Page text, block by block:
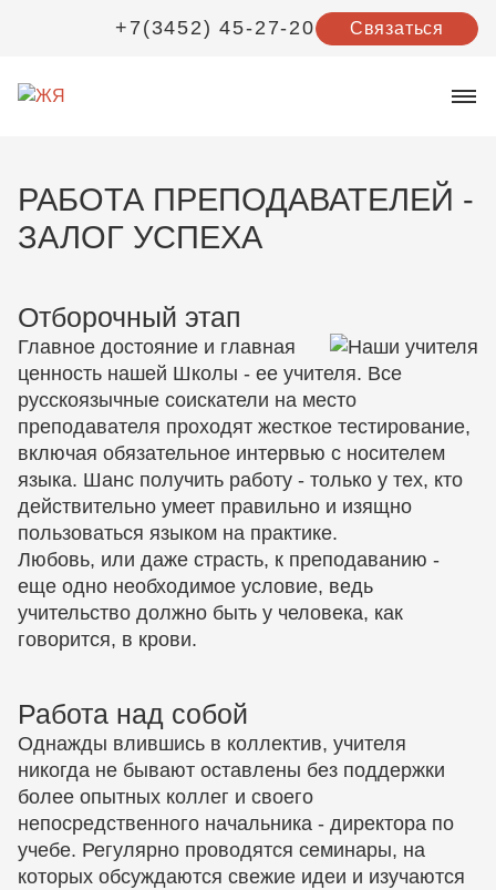
+7(3452) 45-27-20 Связаться
РАБОТА ПРЕПОДАВАТЕЛЕЙ -
ЗАЛОГ УСПЕХА
Отборочный этап
Главное достояние и главная
ценность нашей Школы - ее учителя. Все
русскоязычные соискатели на место
преподавателя проходят жесткое тестирование,
включая обязательное интервью с носителем
языка. Шанс получить работу - только у тех, кто
действительно умеет правильно и изящно
пользоваться языком на практике.
Любовь, или даже страсть, к преподаванию -
еще одно необходимое условие, ведь
учительство должно быть у человека, как
говорится, в крови.
Работа над собой
Однажды влившись в коллектив, учителя
никогда не бывают оставлены без поддержки
более опытных коллег и своего
непосредственного начальника - директора по
учебе. Регулярно проводятся семинары, на
которых обсуждаются свежие идеи и изучаются